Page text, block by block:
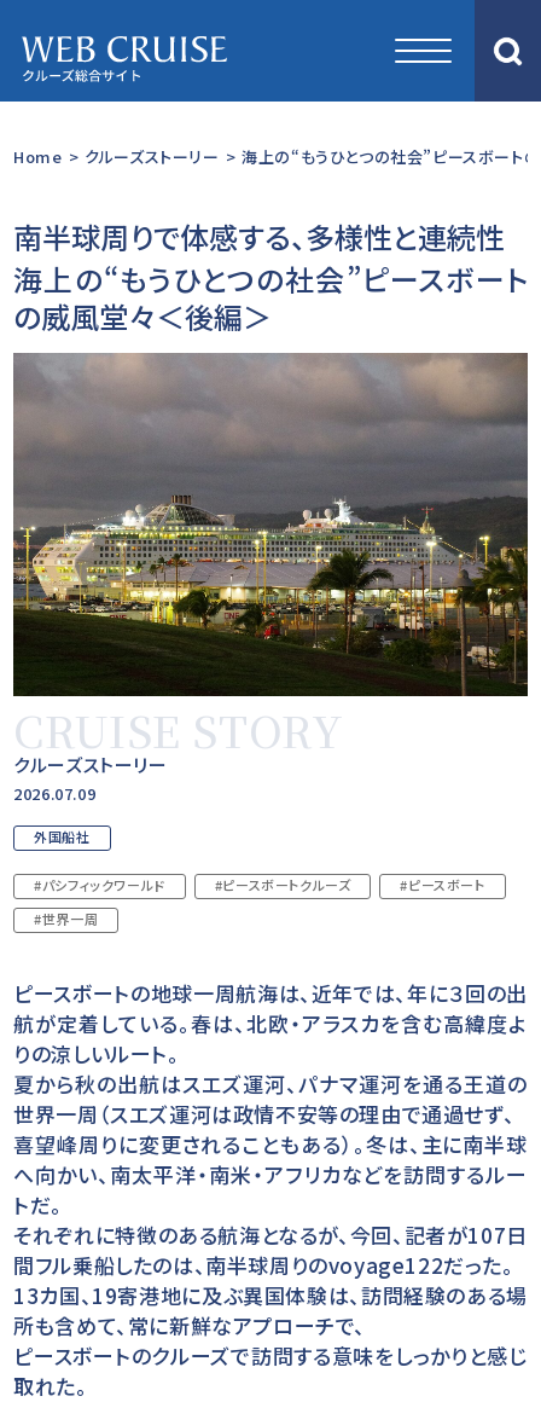
Home > クルーズストーリー > 海上の“もうひとつの社会”ピースボート
南半球周りで体感する、多様性と連続性
海上の“もうひとつの社会”ピースボート
の威風堂々＜後編＞
CRUISE STORY
クルーズストーリー
2026.07.09
外国船社
#パシフィックワールド #ピースボートクルーズ
#ピースボート
#世界一周
ピースボートの地球一周航海は、近年では、年に３回の出
航が定着している。春は、北欧・アラスカを含む高緯度よ
りの涼しいルート。
夏から秋の出航はスエズ運河、パナマ運河を通る王道の
世界一周（スエズ運河は政情不安等の理由で通過せず、
喜望峰周りに変更されることもある）。冬は、主に南半球
へ向かい、南太平洋・南米・アフリカなどを訪問するルー
トだ。
それぞれに特徴のある航海となるが、今回、記者が107日
間フル乗船したのは、南半球周りのvoyage122だった。
13カ国、19寄港地に及ぶ異国体験は、訪問経験のある場
所も含めて、常に新鮮なアプローチで、
ピースボートのクルーズで訪問する意味をしっかりと感じ
取れた。